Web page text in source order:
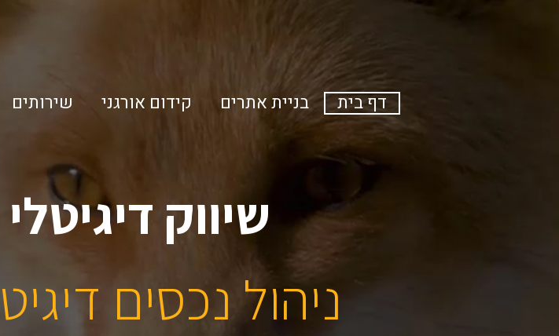
דף בית בניית אתרים קידום אורגני שירותים
שיווק דיגיטלי
ניהול נכסיםדיגיט